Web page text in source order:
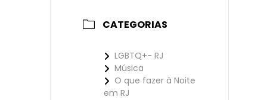
CATEGORIAS
LGBTQ+- RJ
Música
O que fazer à Noite
em RJ